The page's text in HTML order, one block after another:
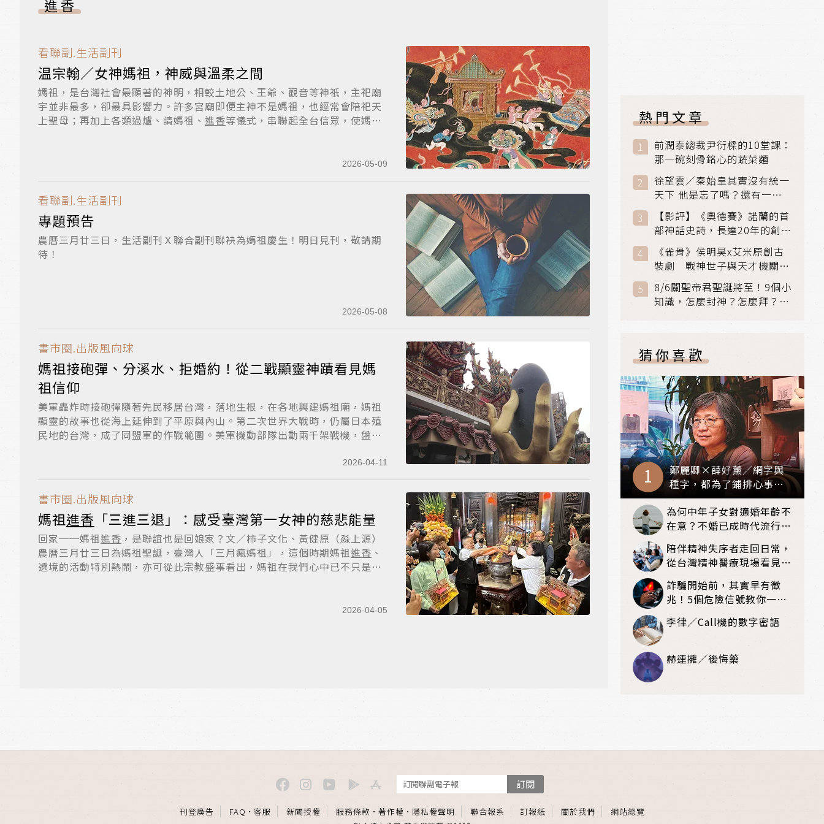
進香
看聯副.生活副刊
温宗翰／女神媽祖，神威與溫柔之間
媽祖，是台灣社會最顯著的神明，相較土地公、王爺、觀音等神祇，主祀廟
宇並非最多，卻最具影響力。許多宮廟即便主神不是媽祖，也經常會陪祀天
上聖母；再加上各類過爐、請媽祖、 進香等儀式，串聯起全台信眾，使媽
2026-05-09
看聯副.生活副刊
專題預告
農曆三月廿三日，生活副刊Ｘ聯合副刊聯袂為媽祖慶生！明日見刊，敬請期
待！
2026-05-08
書市圈.出版風向球
媽祖接砲彈、分溪水、拒婚約！從二戰顯靈神蹟看見媽
祖信仰
美軍轟炸時接砲彈隨著先民移居台灣，落地生根，在各地興建媽祖廟，媽祖
顯靈的故事也從海上延伸到了平原與內山。第二次世界大戰時，仍屬日本殖
民地的台灣，成了同盟軍的作戰範圍。美軍機動部隊出動兩千架戰機，盤
2026-04-11
書市圈.出版風向球
媽祖進香 「三進三退」：感受臺灣第一女神的慈悲能量
回家──媽祖進香 ，是聯誼也是回娘家？文／柿子文化、黃健原（淼上源）
農曆三月廿三日為媽祖聖誕，臺灣人「三月瘋媽祖」，這個時期媽祖進香 、
遶境的活動特別熱鬧，亦可從此宗教盛事看出，媽祖在我們心中已不只是
2026-04-05
熱門文章
前潤泰總裁尹衍樑的10堂課：
那一碗刻骨銘心的蔬菜麵
徐望雲／秦始皇其實沒有統一
天下 他是忘了嗎？還有一個
小國：衛國
【影評】《奧德賽》諾蘭的首
部神話史詩，長達20年的創傷
與贖罪之旅
《雀骨》侯明昊x艾米原創古
裝劇 戰神世子與天才機關師
聯手攻克身世之謎
8/6關聖帝君聖誕將至！9個小
知識，怎麼封神？怎麼拜？該
猜你喜歡
鄭麗卿×薛好薰／網字與
種字，都為了鋪排心事
（下）
為何中年子女對適婚年齡不
在意？不婚已成時代流行和
陪伴精神失序者走回日常，
從台灣精神醫療現場看見復
詐騙開始前，其實早有徵
兆！5個危險信號教你一眼
李律／Call機的數字密語
赫連擁／後悔藥
訂閱
刊登廣告 FAQ · 客服 新聞授權 服務條款 · 著作權 · 隱私權聲明 聯合報系 訂報紙 關於我們 網站總覽